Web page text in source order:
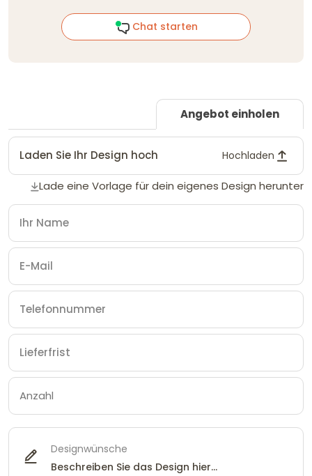
Chat starten
Angebot einholen
Laden Sie Ihr Design hoch Hochladen
Lade eine Vorlage für dein eigenes Design herunter
Designwünsche